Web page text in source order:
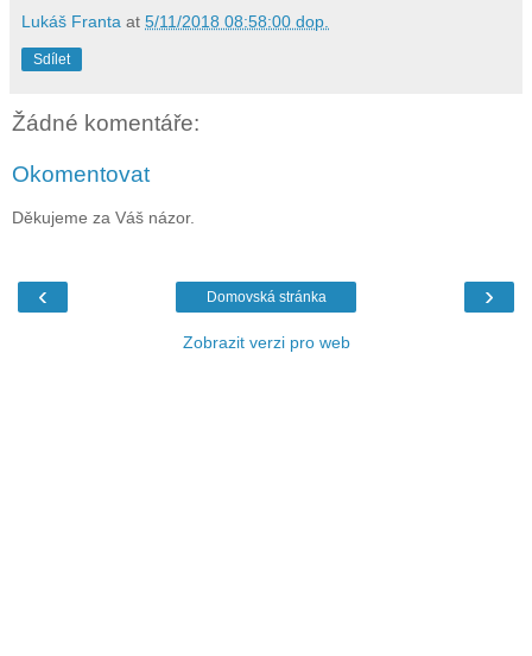
Lukáš Franta at 5/11/2018 08:58:00 dop.
Sdílet
Žádné komentáře:
Okomentovat
Děkujeme za Váš názor.
‹ ›
Domovská stránka
Zobrazit verzi pro web